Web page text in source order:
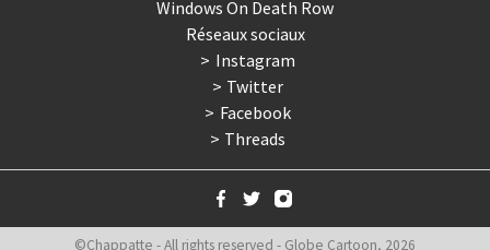
Windows On Death Row
Réseaux sociaux
Instagram
Twitter
Facebook
Threads
©Chappatte - All rights reserved - Globe Cartoon, 2026